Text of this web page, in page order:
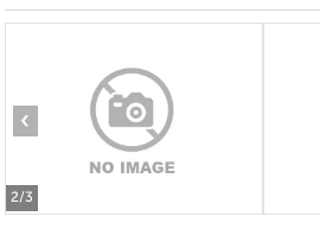
2/3
‹